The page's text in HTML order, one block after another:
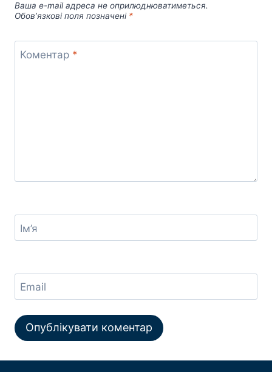
Ваша e-mail адреса не оприлюднюватиметься.
Обов’язкові поля позначені *
Коментар *
Ім’я
Email